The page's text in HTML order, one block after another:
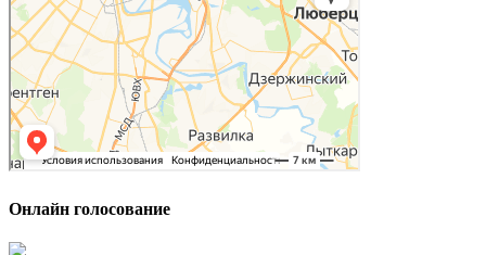
Онлайн голосование